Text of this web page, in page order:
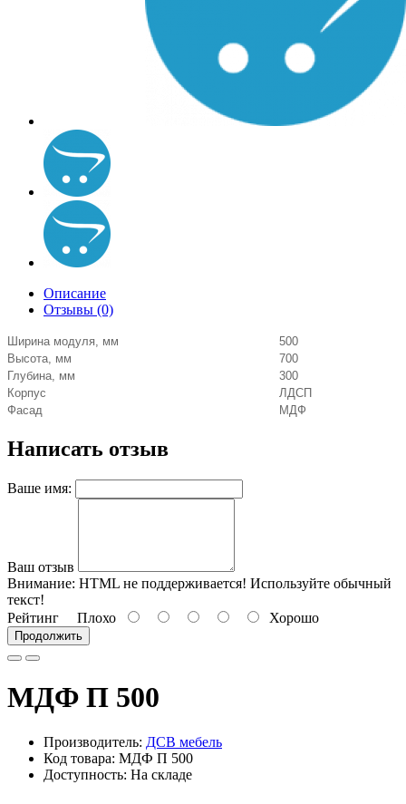
Описание
Отзывы (0)
Ширина модуля, мм
500
Высота, мм
700
Глубина, мм
300
Корпус
ЛДСП
Фасад
МДФ
Написать отзыв
Ваше имя:
Ваш отзыв
Внимание: HTML не поддерживается! Используйте обычный
текст!
Рейтинг Плохо Хорошо
Продолжить
МДФ П 500
Производитель: ДСВ мебель
Код товара: МДФ П 500
Доступность: На складе